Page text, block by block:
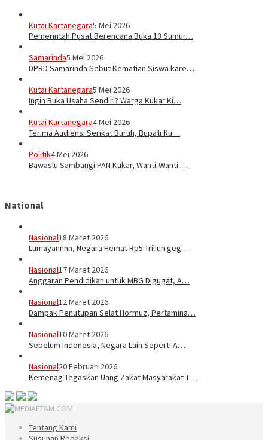
Kutai Kartanegara5 Mei 2026
Pemerintah Pusat Berencana Buka 13 Sumur…
Samarinda5 Mei 2026
DPRD Samarinda Sebut Kematian Siswa kare…
Kutai Kartanegara5 Mei 2026
Ingin Buka Usaha Sendiri? Warga Kukar Ki…
Kutai Kartanegara4 Mei 2026
Terima Audiensi Serikat Buruh, Bupati Ku…
Politik4 Mei 2026
Bawaslu Sambangi PAN Kukar, Wanti-Wanti …
National
Nasional18 Maret 2026
Lumayannnn, Negara Hemat Rp5 Triliun geg…
Nasional17 Maret 2026
Anggaran Pendidikan untuk MBG Digugat, A…
Nasional12 Maret 2026
Dampak Penutupan Selat Hormuz, Pertamina…
Nasional10 Maret 2026
Sebelum Indonesia, Negara Lain Seperti A…
Nasional20 Februari 2026
Kemenag Tegaskan Uang Zakat Masyarakat T…
Tentang Kami